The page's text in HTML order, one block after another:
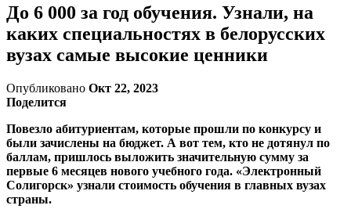
До 6 000 за год обучения. Узнали, на
каких специальностях в белорусских
вузах самые высокие ценники
Опубликовано Окт 22, 2023
Поделится
Повезло абитуриентам, которые прошли по конкурсу и
были зачислены на бюджет. А вот тем, кто не дотянул по
баллам, пришлось выложить значительную сумму за
первые 6 месяцев нового учебного года. «Электронный
Солигорск» узнали стоимость обучения в главных вузах
страны.